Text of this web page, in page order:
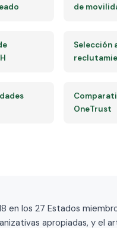
de
Selección
OneTrust
los 27 Estados
apropiadas, y el